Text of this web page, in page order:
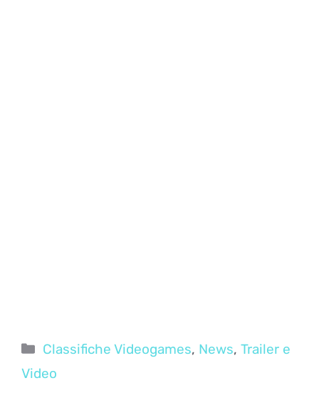
Categorie
Classifiche Videogames, News,Trailer e
Video